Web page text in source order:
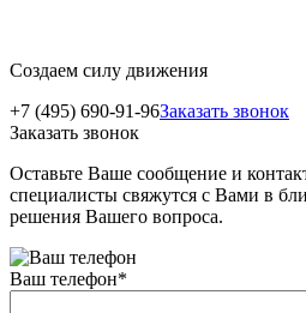
Создаем силу движения
+7 (495) 690-91-96Заказать звонок
Заказать звонок
Оставьте Ваше сообщение и
специалисты свяжутся с Вами в
решения Вашего вопроса.
Ваш телефон*